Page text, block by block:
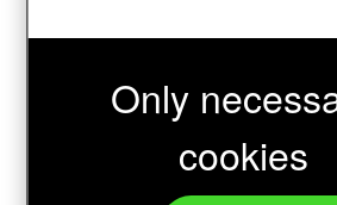
Only
cookies
Kleur graveerplaatje:
goud